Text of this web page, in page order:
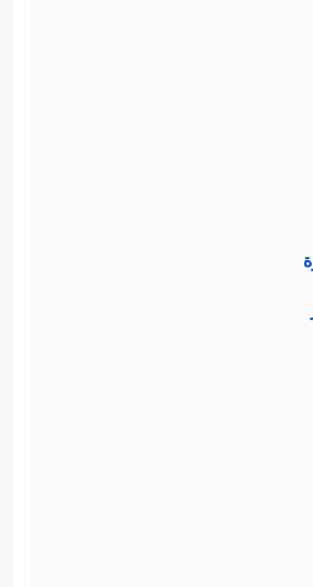
الطريق من بدايته،
والغرس قبل وفرة
ولولا البعد الأخروي
بآبائهم وأبنائهم
التأكيد المتكرر
هُوَ إِلَّا ذِكۡرَىٰ لِلۡعَـٰلَمِینَ﴾
بالعلم